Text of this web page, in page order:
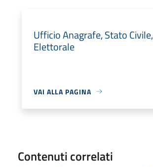
Ufficio Anagrafe, Stato Civile,
Elettorale
VAI ALLA PAGINA
Contenuti correlati